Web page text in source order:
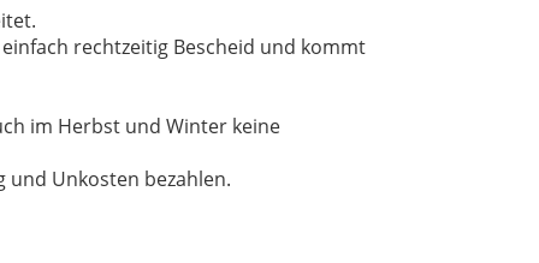
rechtzeitig Bescheid und kommt
im Herbst und Winter keine
und Unkosten bezahlen.